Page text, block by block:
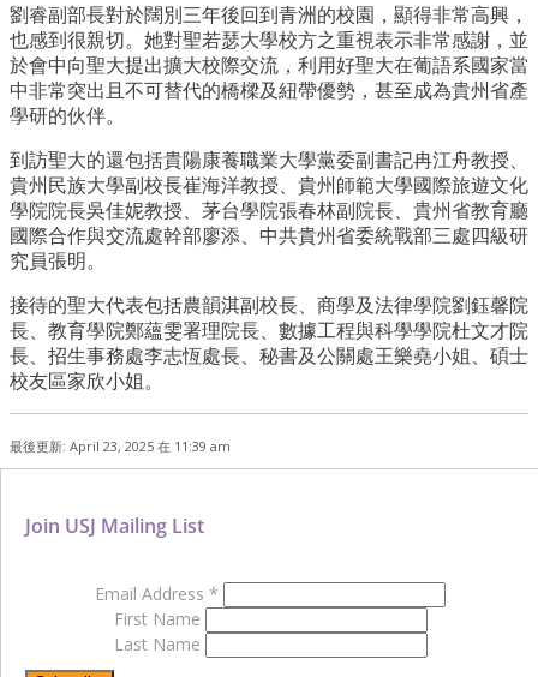
劉睿副部長對於闊別三年後回到青洲的校園，顯得非常高興，
也感到很親切。她對聖若瑟大學校方之重視表示非常感謝，並
於會中向聖大提出擴大校際交流，利用好聖大在葡語系國家當
中非常突出且不可替代的橋樑及紐帶優勢，甚至成為貴州省產
學研的伙伴。
到訪聖大的還包括貴陽康養職業大學黨委副書記冉江舟教授、
貴州民族大學副校長崔海洋教授、貴州師範大學國際旅遊文化
學院院長吳佳妮教授、茅台學院張春林副院長、貴州省教育廳
國際合作與交流處幹部廖添、中共貴州省委統戰部三處四級研
究員張明。
接待的聖大代表包括農韻淇副校長、商學及法律學院劉鈺馨院
長、教育學院鄭蘊雯署理院長、數據工程與科學學院杜文才院
長、招生事務處李志恆處長、秘書及公關處王樂堯小姐、碩士
校友區家欣小姐。
最後更新: April 23, 2025 在 11:39 am
Join USJ Mailing List
Email Address *
First Name
Last Name